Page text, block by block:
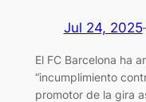
Jul 24, 2025
El FC Barcelona ha
“incumplimiento
promotor de la gira